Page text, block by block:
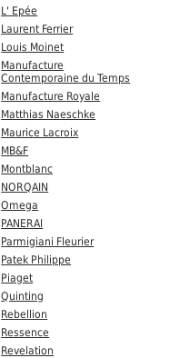
L' Epée
Laurent Ferrier
Louis Moinet
Manufacture
Contemporaine du Temps
Manufacture Royale
Matthias Naeschke
Maurice Lacroix
MB&F
Montblanc
NORQAIN
Omega
PANERAI
Parmigiani Fleurier
Patek Philippe
Piaget
Quinting
Rebellion
Ressence
Revelation